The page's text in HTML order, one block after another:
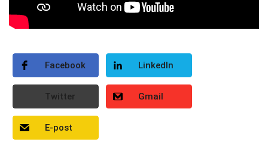
Facebook LinkedIn
Twitter Gmail
E-post